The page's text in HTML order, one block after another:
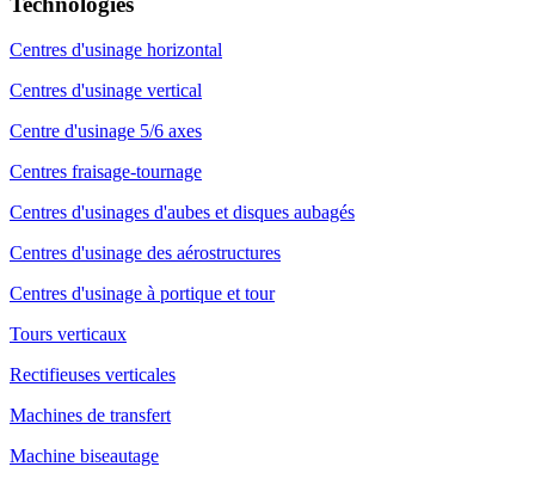
Centres d'usinage horizontal
Centres d'usinage vertical
Centre d'usinage 5/6 axes
Centres fraisage-tournage
Centres d'usinages d'aubes et disques aubagés
Centres d'usinage des aérostructures
Centres d'usinage à portique et tour
Tours verticaux
Rectifieuses verticales
Machines de transfert
Machine biseautage